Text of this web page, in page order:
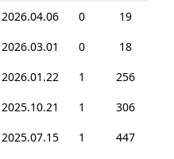
2026.04.06 0
19
2026.03.01 0
18
2026.01.22 1
256
2025.10.21 1
306
2025.07.15 1
447